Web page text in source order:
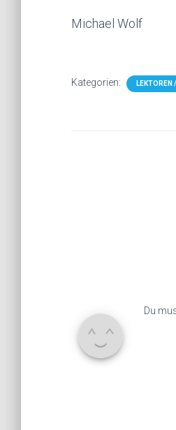
Michael Wolf
Kategorien: LEKTOREN
Du